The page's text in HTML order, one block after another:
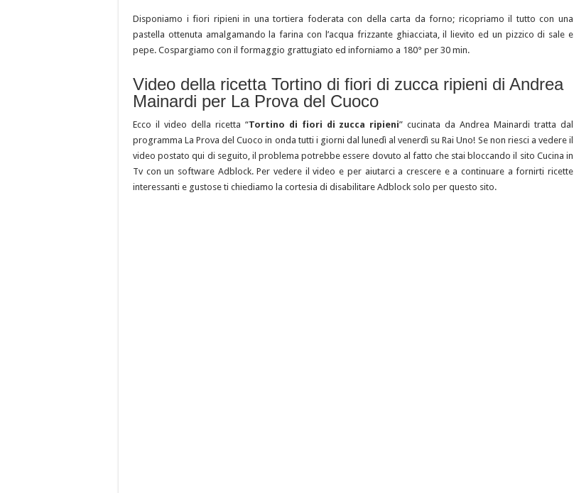
Disponiamo i fiori ripieni in una tortiera foderata con della carta da forno; ricopriamo il tutto con una
pastella ottenuta amalgamando la farina con l’acqua frizzante ghiacciata, il lievito ed un pizzico di sale e
pepe. Cospargiamo con il formaggio grattugiato ed inforniamo a 180° per 30 min.
Video della ricetta Tortino di fiori di zucca ripieni di Andrea
Mainardi per La Prova del Cuoco
Ecco il video della ricetta “Tortino di fiori di zucca ripieni” cucinata da Andrea Mainardi tratta dal
programma La Prova del Cuoco in onda tutti i giorni dal lunedì al venerdì su Rai Uno! Se non riesci a vedere il
video postato qui di seguito, il problema potrebbe essere dovuto al fatto che stai bloccando il sito Cucina in
Tv con un software Adblock. Per vedere il video e per aiutarci a crescere e a continuare a fornirti ricette
interessanti e gustose ti chiediamo la cortesia di disabilitare Adblock solo per questo sito.